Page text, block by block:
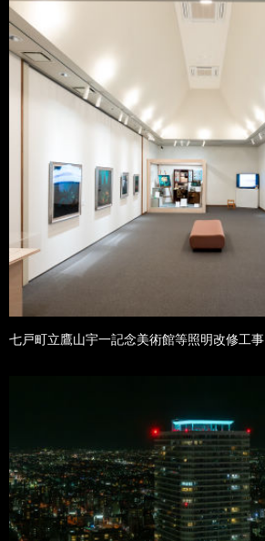
七戸町立鷹山宇一記念美術館等照明改修工事